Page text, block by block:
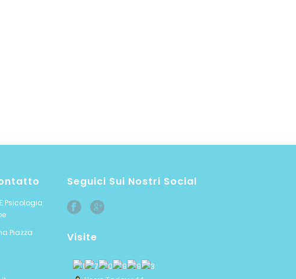
Psicologia
Piazza
Seguici Sui Nostri Social
Visite